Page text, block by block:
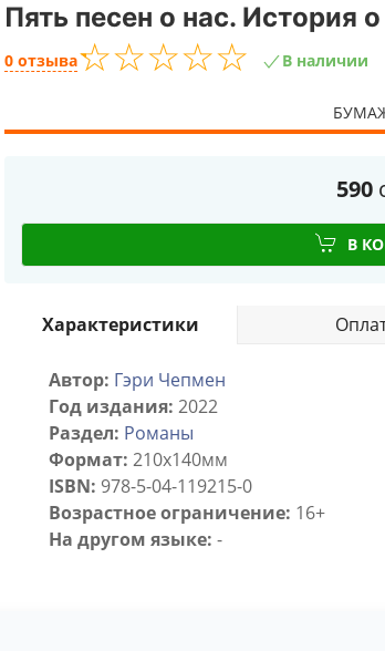
Пять песен о нас. История
0 отзыва☆☆☆☆☆
★★★★★ В наличии
590
В
Характеристики
Автор: Гэри Чепмен
Год издания: 2022
Раздел: Романы
Формат: 210х140мм
ISBN: 978-5-04-119215-0
Возрастное ограничение: 16+
На другом языке: -